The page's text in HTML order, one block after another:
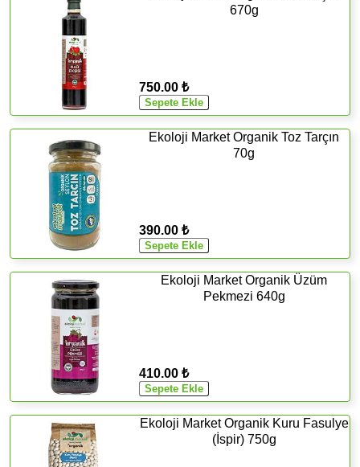
670g
750.00 ₺
Ekoloji Market Organik Toz Tarçın
70g
390.00 ₺
Ekoloji Market Organik Üzüm
Pekmezi 640g
410.00 ₺
Ekoloji Market Organik Kuru Fasulye
(İspir) 750g